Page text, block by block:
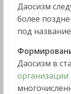
Даосизм
более
под
Даосизм в
организации